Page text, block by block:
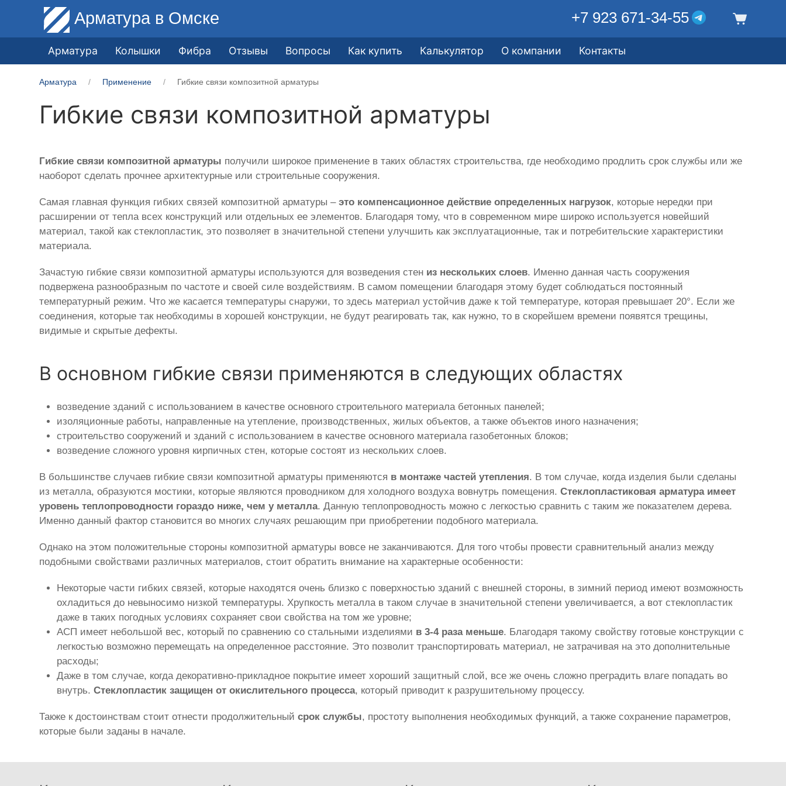
Арматура в Омске +7 923 671-34-55
Арматура Колышки Фибра Отзывы Вопросы Как купить Калькулятор О компании Контакты
Арматура Применение Гибкие связи композитной арматуры
Гибкие связи композитной арматуры
Гибкие связи композитной арматуры получили широкое применение в таких областях строительства, где необходимо продлить срок службы или же
наоборот сделать прочнее архитектурные или строительные сооружения.
Самая главная функция гибких связей композитной арматуры –это компенсационное действие определенных нагрузок, которые нередки при
расширении от тепла всех конструкций или отдельных ее элементов. Благодаря тому, что в современном мире широко используется новейший
материал, такой как стеклопластик, это позволяет в значительной степени улучшить как эксплуатационные, так и потребительские характеристики
материала.
Зачастую гибкие связи композитной арматуры используются для возведения стен из нескольких слоев. Именно данная часть сооружения
подвержена разнообразным по частоте и своей силе воздействиям. В самом помещении благодаря этому будет соблюдаться постоянный
температурный режим. Что же касается температуры снаружи, то здесь материал устойчив даже к той температуре, которая превышает 20°. Если же
соединения, которые так необходимы в хорошей конструкции, не будут реагировать так, как нужно, то в скорейшем времени появятся трещины,
видимые и скрытые дефекты.
В основном гибкие связи применяются в следующих областях
возведение зданий с использованием в качестве основного строительного материала бетонных панелей;
изоляционные работы, направленные на утепление, производственных, жилых объектов, а также объектов иного назначения;
строительство сооружений и зданий с использованием в качестве основного материала газобетонных блоков;
возведение сложного уровня кирпичных стен, которые состоят из нескольких слоев.
В большинстве случаев гибкие связи композитной арматуры применяются в монтаже частей утепления. В том случае, когда изделия были сделаны
из металла, образуются мостики, которые являются проводником для холодного воздуха вовнутрь помещения.Стеклопластиковая арматура имеет
уровень теплопроводности гораздо ниже, чем у металла. Данную теплопроводность можно с легкостью сравнить с таким же показателем дерева.
Именно данный фактор становится во многих случаях решающим при приобретении подобного материала.
Однако на этом положительные стороны композитной арматуры вовсе не заканчиваются. Для того чтобы провести сравнительный анализ между
подобными свойствами различных материалов, стоит обратить внимание на характерные особенности:
Некоторые части гибких связей, которые находятся очень близко с поверхностью зданий с внешней стороны, в зимний период имеют возможность
охладиться до невыносимо низкой температуры. Хрупкость металла в таком случае в значительной степени увеличивается, а вот стеклопластик
даже в таких погодных условиях сохраняет свои свойства на том же уровне;
АСП имеет небольшой вес, который по сравнению со стальными изделиями в 3-4 раза меньше. Благодаря такому свойству готовые конструкции с
легкостью возможно перемещать на определенное расстояние. Это позволит транспортировать материал, не затрачивая на это дополнительные
расходы;
Даже в том случае, когда декоративно-прикладное покрытие имеет хороший защитный слой, все же очень сложно преградить влаге попадать во
внутрь.Стеклопластик защищен от окислительного процесса, который приводит к разрушительному процессу.
Также к достоинствам стоит отнести продолжительныйсрок службы, простоту выполнения необходимых функций, а также сохранение параметров,
которые были заданы в начале.